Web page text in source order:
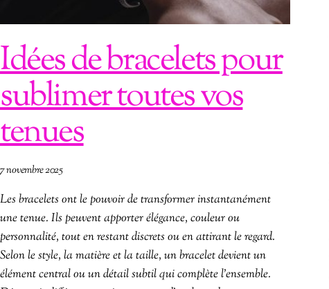
Idées de bracelets pour
sublimer toutes vos
tenues
7 novembre 2025
Les bracelets ont le pouvoir de transformer instantanément
une tenue. Ils peuvent apporter élégance, couleur ou
personnalité, tout en restant discrets ou en attirant le regard.
Selon le style, la matière et la taille, un bracelet devient un
élément central ou un détail subtil qui complète l’ensemble.